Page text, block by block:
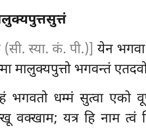
(सी. स्या. कं. पी.)] येन भगवा
मालुक्यपुत्तो भगवन्तं
धम्मं सुत्वा एको
वक्खाम; यत्र हि नाम